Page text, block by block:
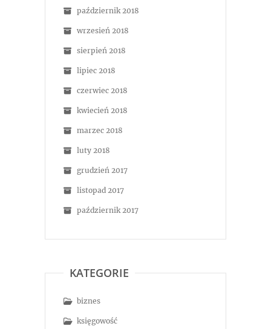
październik 2018
wrzesień 2018
sierpień 2018
lipiec 2018
czerwiec 2018
kwiecień 2018
marzec 2018
luty 2018
grudzień 2017
listopad 2017
październik 2017
KATEGORIE
biznes
księgowość